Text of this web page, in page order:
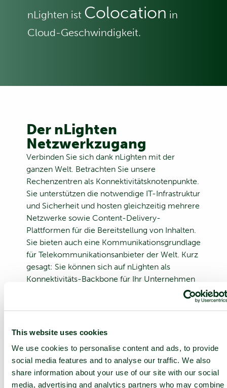
This website uses cookies
We use cookies to personalise content and ads, to provide
social media features and to analyse our traffic. We also
share information about your use of our site with our social
media, advertising and analytics partners who may combine
nLighten ist Colocation in
Cloud-Geschwindigkeit.
Der nLighten
Netzwerkzugang
Verbinden Sie sich dank nLighten mit der
ganzen Welt. Betrachten Sie unsere
Rechenzentren als Konnektivitätsknotenpunkte.
Sie unterstützen die notwendige IT-Infrastruktur
und Sicherheit und hosten gleichzeitig mehrere
Netzwerke sowie Content-Delivery-
Plattformen für die Bereitstellung von Inhalten.
Sie bieten auch eine Kommunikationsgrundlage
für Telekommunikationsanbieter der Welt. Kurz
gesagt: Sie können sich auf nLighten als
Konnektivitäts-Backbone für Ihr Unternehmen